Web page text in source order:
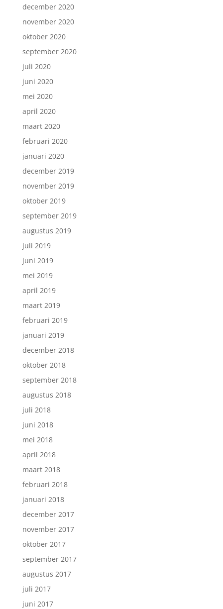
december 2020
november 2020
oktober 2020
september 2020
juli 2020
juni 2020
mei 2020
april 2020
maart 2020
februari 2020
januari 2020
december 2019
november 2019
oktober 2019
september 2019
augustus 2019
juli 2019
juni 2019
mei 2019
april 2019
maart 2019
februari 2019
januari 2019
december 2018
oktober 2018
september 2018
augustus 2018
juli 2018
juni 2018
mei 2018
april 2018
maart 2018
februari 2018
januari 2018
december 2017
november 2017
oktober 2017
september 2017
augustus 2017
juli 2017
juni 2017